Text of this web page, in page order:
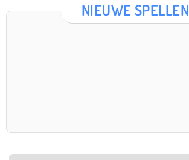
NIEUWE SPELLEN